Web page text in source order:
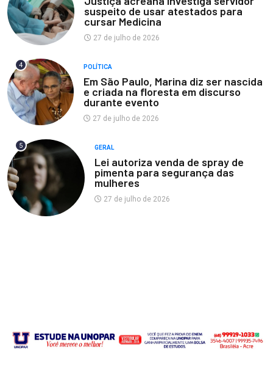
suspeito de usar atestados para
cursar Medicina
27 de julho de 2026
4 POLÍTICA
Em São Paulo, Marina diz ser nascida
e criada na floresta em discurso
durante evento
27 de julho de 2026
5 GERAL
Lei autoriza venda de spray de
pimenta para segurança das
mulheres
27 de julho de 2026